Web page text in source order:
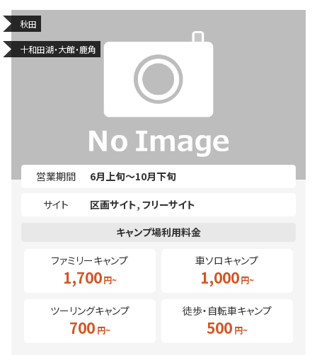
秋田
十和田湖・大館・鹿角
営業期間
6月上旬～10月下旬
サイト
区画サイト フリーサイト
ファミリーキャンプ
1,700
車ソロキャンプ
1,000
ツーリングキャンプ
700
徒歩・自転車キャンプ
500